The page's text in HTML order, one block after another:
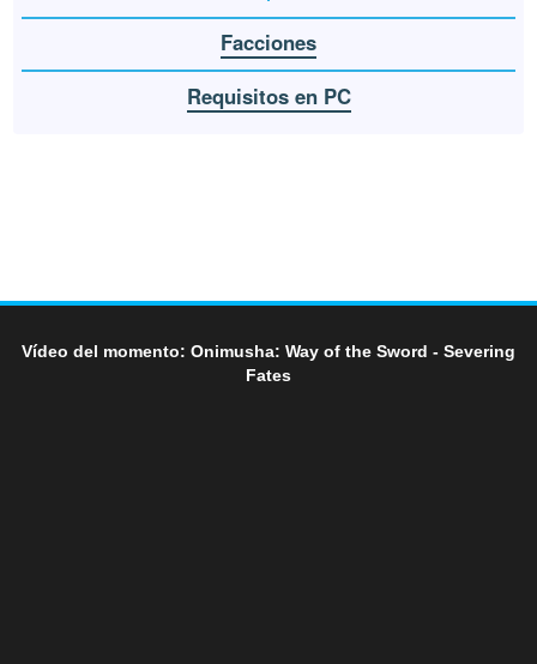
Facciones
Requisitos en PC
Vídeo del momento: Onimusha: Way of the Sword - Severing
Fates